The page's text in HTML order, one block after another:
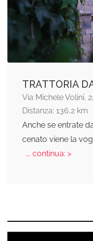
TRATTORIA
Via Michele Volini,
Distanza: 136,2 km
Anche se entrate
cenato viene la
... continua: >